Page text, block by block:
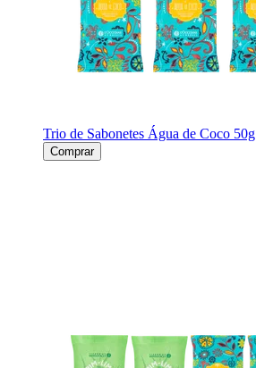
Trio de Sabonetes Água de Coco 50g
Comprar